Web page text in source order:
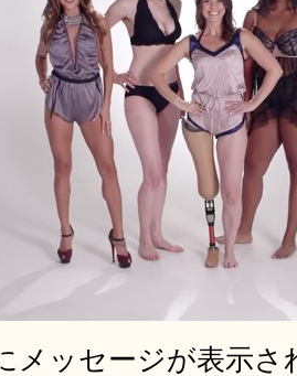
メッセージが表示さ